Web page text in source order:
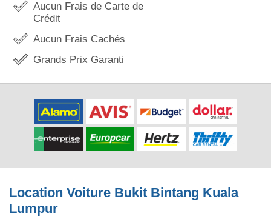
Aucun Frais de Carte de
Crédit
Aucun Frais Cachés
Grands Prix Garanti
Location Voiture Bukit Bintang Kuala
Lumpur